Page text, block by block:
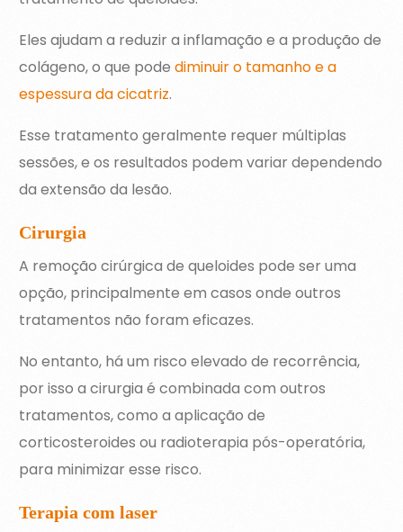
Eles ajudam a reduzir a inflamação e a produção de
colágeno, o que podediminuir o tamanho e a
espessura da cicatriz.
Esse tratamento geralmente requer múltiplas
sessões, e os resultados podem variar dependendo
da extensão da lesão.
Cirurgia
A remoção cirúrgica de queloides pode ser uma
opção, principalmente em casos onde outros
tratamentos não foram eficazes.
No entanto, há um risco elevado de recorrência,
por isso a cirurgia é combinada com outros
tratamentos, como a aplicação de
corticosteroides ou radioterapia pós-operatória,
para minimizar esse risco.
Terapia com laser